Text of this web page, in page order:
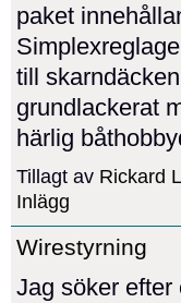
paket
till
grundlackerat
härlig
Tillagt av Rickard
Inlägg
Wirestyrning
Jag söker efter